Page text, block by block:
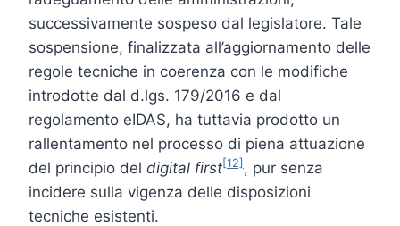
successivamente sospeso dal legislatore. Tale
sospensione, finalizzata all’aggiornamento delle
regole tecniche in coerenza con le modifiche
introdotte dal d.lgs. 179/2016 e dal
regolamento eIDAS, ha tuttavia prodotto un
rallentamento nel processo di piena attuazione
del principio del digital first[12] , pur senza
incidere sulla vigenza delle disposizioni
tecniche esistenti.